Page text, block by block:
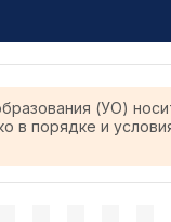
(УО)
в порядке и